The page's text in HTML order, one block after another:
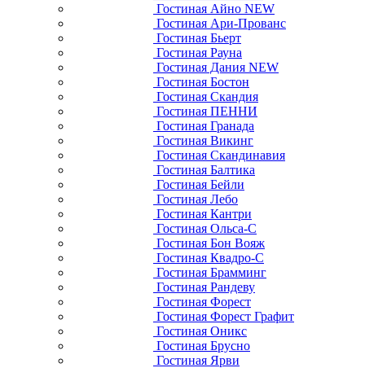
Гостиная Айно NEW
Гостиная Ари-Прованс
Гостиная Бьерт
Гостиная Рауна
Гостиная Дания NEW
Гостиная Бостон
Гостиная Скандия
Гостиная ПЕННИ
Гостиная Гранада
Гостиная Викинг
Гостиная Скандинавия
Гостиная Балтика
Гостиная Бейли
Гостиная Лебо
Гостиная Кантри
Гостиная Ольса-С
Гостиная Бон Вояж
Гостиная Квадро-С
Гостиная Брамминг
Гостиная Рандеву
Гостиная Форест
Гостиная Форест Графит
Гостиная Оникс
Гостиная Брусно
Гостиная Ярви